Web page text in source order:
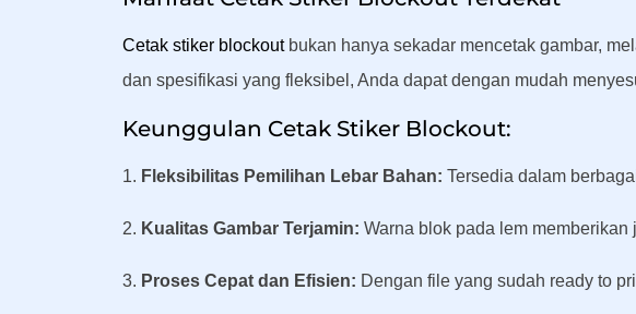
Cetak stiker blockoutbukan hanya sekadar mencetak gambar,
dan spesifikasi yang fleksibel, Anda dapat dengan mudah
Keunggulan Cetak Stiker Blockout:
1. Fleksibilitas Pemilihan Lebar Bahan: Tersedia dalam
2. Kualitas Gambar Terjamin: Warna blok pada lem
3. Proses Cepat dan Efisien: Dengan file yang sudah ready to